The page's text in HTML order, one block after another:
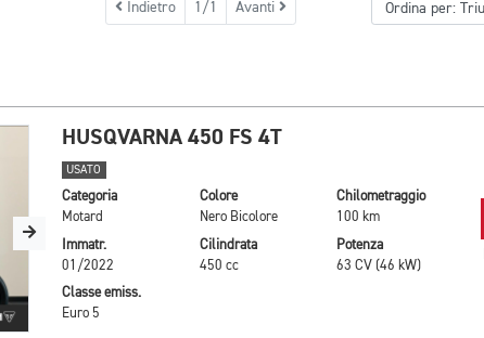
Indietro 1/1 Avanti
HUSQVARNA 450 FS 4T
USATO
Categoria
Motard
Colore
Nero Bicolore
Chilometraggio
100 km
Immatr.
01/2022
Cilindrata
450 cc
Potenza
63 CV (46 kW)
Classe emiss.
Euro 5